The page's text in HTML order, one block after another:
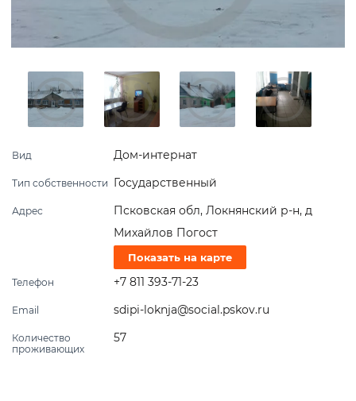
Вид Дом-интернат
Тип собственности Государственный
Адрес
Псковская обл, Локнянский р-н, д
Михайлов Погост
Показать на карте
Телефон +7 811 393-71-23
Email sdipi-loknja@social.pskov.ru
Количество
проживающих
57